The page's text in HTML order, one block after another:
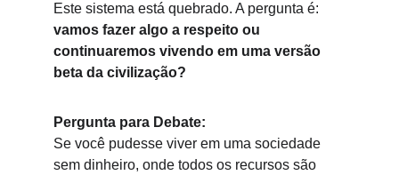
Este sistema está quebrado. A pergunta é:
vamos fazer algo a respeito ou
continuaremos vivendo em uma versão
beta da civilização?
Pergunta para Debate:
Se você pudesse viver em uma sociedade
sem dinheiro, onde todos os recursos são